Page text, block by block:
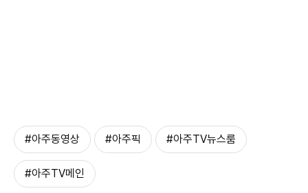
#아주동영상 #아주픽 #아주TV뉴스룸
#아주TV메인